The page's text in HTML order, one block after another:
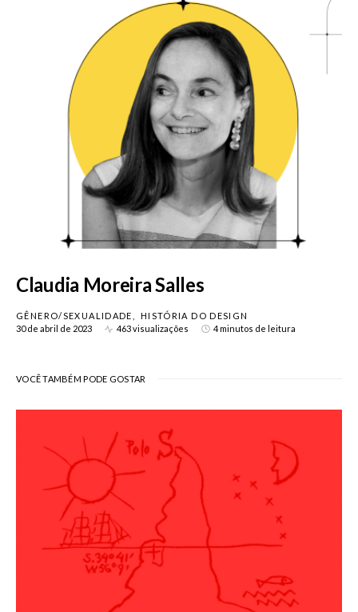
Claudia Moreira Salles
GÊNERO/SEXUALIDADE
HISTÓRIA DO DESIGN
30 de abril de 2023
463 visualizações 4 minutos de leitura
VOCÊ TAMBÉM PODE GOSTAR